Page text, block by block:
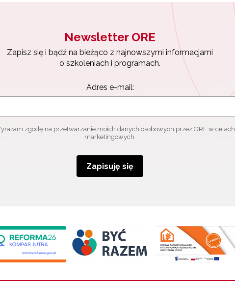
Newsletter ORE
Zapisz się i bądź na bieżąco z najnowszymi informacjami
o szkoleniach i programach.
Adres e-mail:
zgodę na przetwarzanie moich danych osobowych przez ORE w celach
marketingowych.
Zapisuję się
Wyrażam zgodę na przetwarzanie moich danych osobowych przez ORE w
marketingowych.